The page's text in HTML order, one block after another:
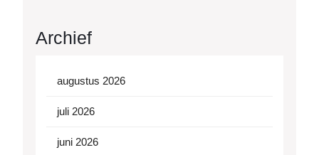
Archief
augustus 2026
juli 2026
juni 2026